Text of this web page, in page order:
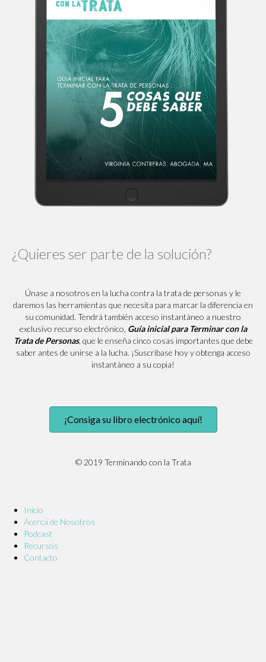
¿Quieres ser parte de la solución?
Únase a nosotros en la lucha contra la trata de personas y le
daremos las herramientas que necesita para marcar la diferencia en
su comunidad. Tendrá también acceso instantáneo a nuestro
exclusivo recurso electrónico, Guía inicial para Terminar con la
Trata de Personas, que le enseña cinco cosas importantes que debe
saber antes de unirse a la lucha. ¡Suscríbase hoy y obtenga acceso
instantáneo a su copia!
¡Consiga su libro electrónico aquí!
© 2019 Terminando con la Trata
Inicio
Acerca de Nosotros
Podcast
Recursos
Contacto